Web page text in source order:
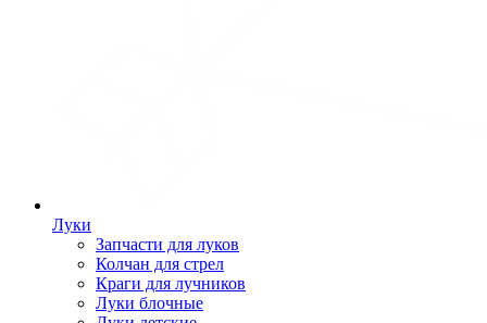
Луки
Запчасти для луков
Колчан для стрел
Краги для лучников
Луки блочные